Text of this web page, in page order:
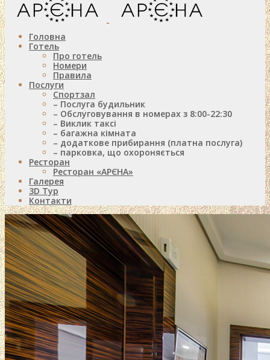
Головна
Готель
Про готель
Номери
Правила
Послуги
Спортзал
– Послуга будильник
– Обслуговування в номерах з 8:00-22:30
– Виклик таксі
– багажна кімната
– додаткове прибирання (платна послуга)
– парковка, що охороняється
Ресторан
Ресторан «АРЄНА»
Галерея
3D Тур
Контакти